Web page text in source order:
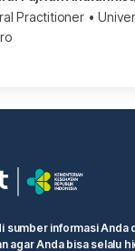
Practitioner•
sumber informasi Anda
agar Anda bisa selalu